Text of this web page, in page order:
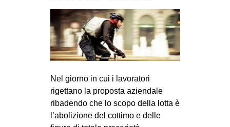
CSOA LAMBRETTA
MSM
STUDENTI TSUNAMI
MILANO
MOBILITAZIONI
Nel giorno in cui i lavoratori
rigettano la proposta aziendale
ribadendo che lo scopo della lotta è
l’abolizione del cottimo e delle